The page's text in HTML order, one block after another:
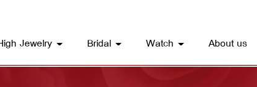
Jewelry Bridal Watch About us